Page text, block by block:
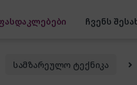
ჩვენს
სამზარეულო ტექნიკა